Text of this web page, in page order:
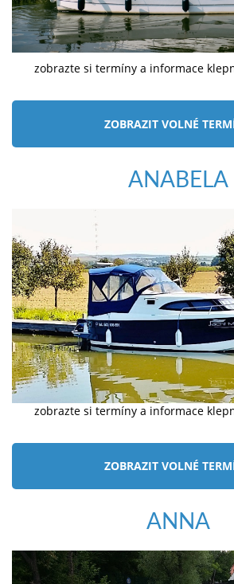
zobrazte si termíny a informace
ZOBRAZIT VOLNÉ
ANABELA
zobrazte si termíny a informace
ZOBRAZIT VOLNÉ
ANNA